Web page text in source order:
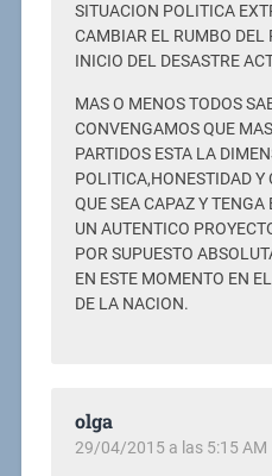
SITUACION POLITICA
CAMBIAR EL RUMBO DEL
INICIO DEL DESASTRE
MAS O MENOS TODOS
CONVENGAMOS QUE
PARTIDOS ESTA LA
POLITICA,HONESTIDAD Y
QUE SEA CAPAZ Y
UN AUTENTICO
POR SUPUESTO
EN ESTE MOMENTO EN
DE LA NACION.
olga
29/04/2015 a las 5:15 AM